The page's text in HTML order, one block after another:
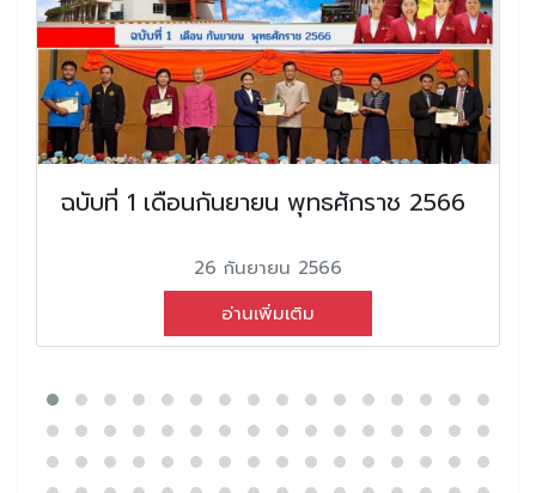
ฉบับที่ 1 เดือนกันยายน พุทธศักราช 2566
26 กันยายน 2566
อ่านเพิ่มเติม